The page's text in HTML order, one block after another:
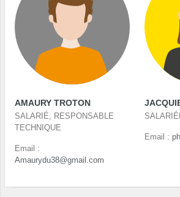
AMAURY TROTON
SALARIÉ, RESPONSABLE
TECHNIQUE
Email :
Amaurydu38@gmail.com
Email :